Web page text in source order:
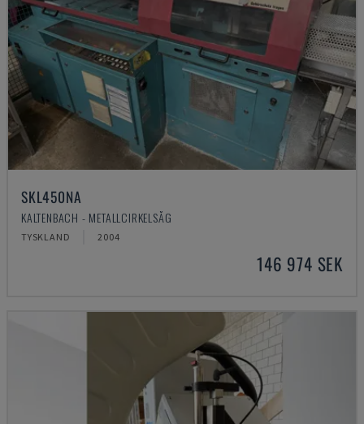
SKL450NA
KALTENBACH - METALLCIRKELSÅG
TYSKLAND 2004
146 974 SEK